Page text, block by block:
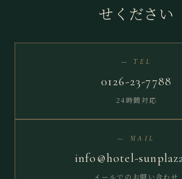
せください
— TEL
0126-23-7788
24時間対応
— MAIL
info@hotel-
メールでのお問い合わせ